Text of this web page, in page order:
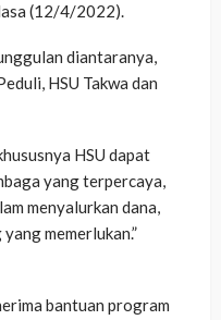
(12/4/2022).
diantaranya,
HSU Takwa dan
HSU dapat
yang terpercaya,
menyalurkan dana,
memerlukan.”
bantuan program